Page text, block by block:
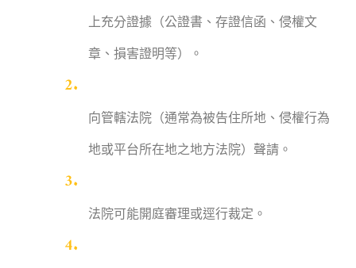
上充分證據（公證書、存證信函、侵權文
章、損害證明等）。
向管轄法院（通常為被告住所地、侵權行為
地或平台所在地之地方法院）聲請。
法院可能開庭審理或逕行裁定。